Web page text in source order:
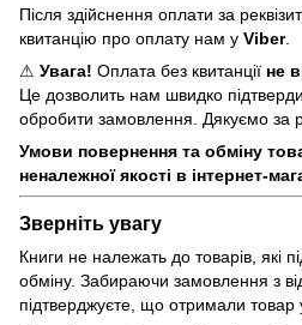
Після здійснення оплати за
квитанцію про оплату нам у Viber.
⚠ Увага! Оплата без квитанції не
Це дозволить нам швидко
обробити замовлення. Дякуємо за
Умови повернення та обміну
неналежної якості в інтернет-
Зверніть увагу
Книги не належать до товарів, які
обміну. Забираючи замовлення з
підтверджуєте, що отримали товар